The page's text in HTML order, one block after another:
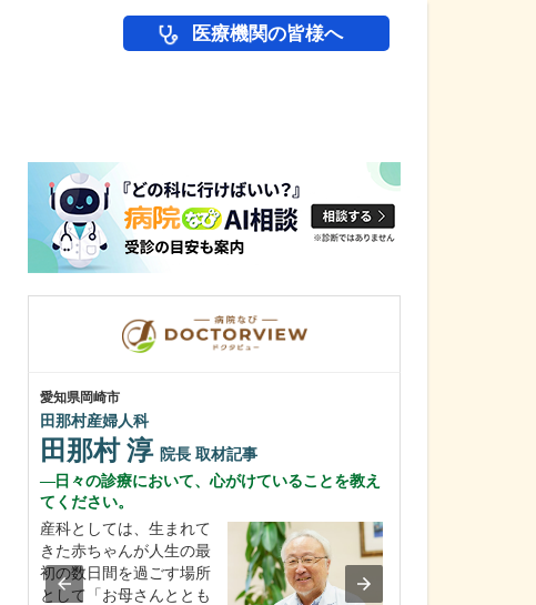
医療機関の皆様へ
愛知県岡崎市
田那村産婦人科
田那村 淳 院長 取材記事
日々の診療において、心がけていることを教え
てください。
産科としては、生まれて
きた赤ちゃんが人生の最
初の数日間を過ごす場所
として「お母さんととも